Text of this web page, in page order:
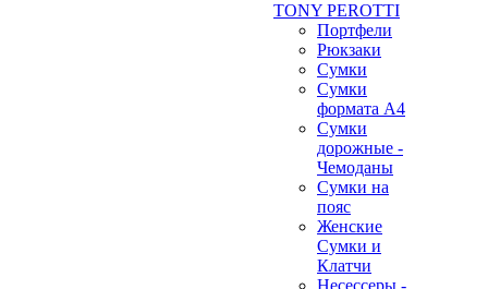
TONY PEROTTI
Портфели
Рюкзаки
Сумки
Сумки
формата А4
Сумки
дорожные -
Чемоданы
Сумки на
пояс
Женские
Сумки и
Клатчи
Несессеры -